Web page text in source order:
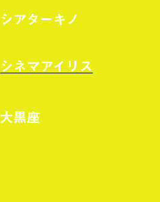
シアターキノ
シネマアイリス
大黒座